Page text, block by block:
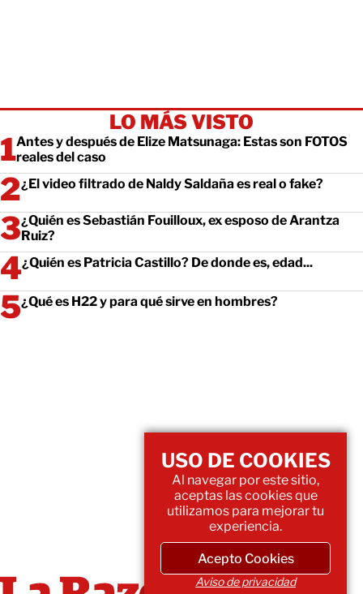
LO MÁS VISTO
Antes y después de Elize Matsunaga: Estas son FOTOS
reales del caso
¿El video filtrado de Naldy Saldaña es real o fake?
¿Quién es Sebastián Fouilloux, ex esposo de Arantza
Ruiz?
¿Quién es Patricia Castillo? De donde es, edad...
¿Qué es H22 y para qué sirve en hombres?
USO DE COOKIES
Al navegar por este sitio,
aceptas las cookies que
utilizamos para mejorar tu
experiencia.
Acepto Cookies
Aviso de privacidad